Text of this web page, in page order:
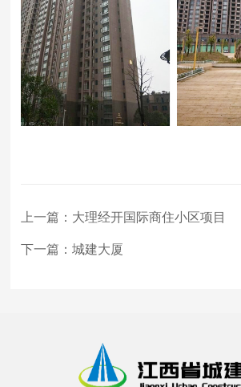
上一篇： 大理经开国际商住小区项目
下一篇：城建大厦